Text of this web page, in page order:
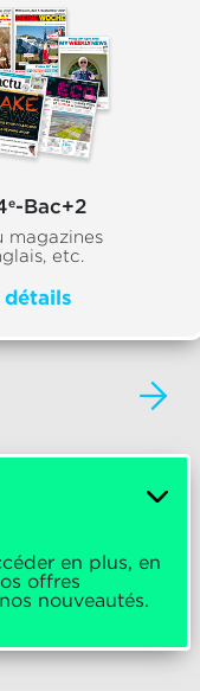
e-Bac+2
magazines
etc.
détails
en plus, en
offres
nouveautés.